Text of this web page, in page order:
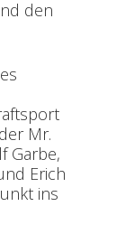
den
Mr.
Garbe,
Erich
ins